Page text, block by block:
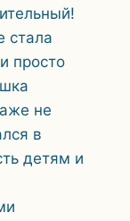
стала
просто
не
в
детям и